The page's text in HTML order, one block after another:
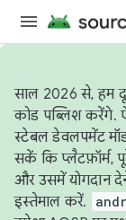
साल 2026 से, हम
कोड पब्लिश करेंगे.
स्टेबल डेवलपमेंट
सकें कि प्लैटफ़ॉर्म,
और उसमें योगदान
इस्तेमाल करें.